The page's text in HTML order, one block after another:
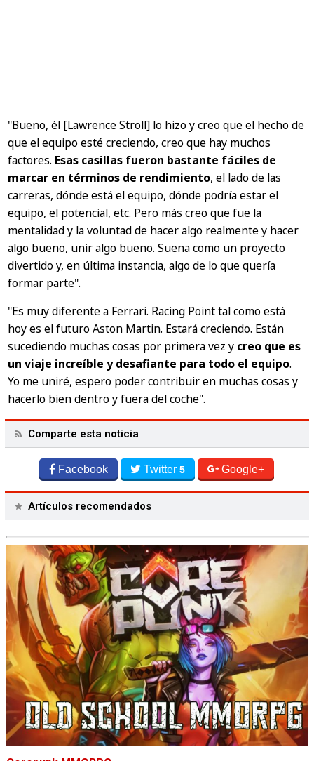
"Bueno, él [Lawrence Stroll] lo hizo y creo que el hecho de
que el equipo esté creciendo, creo que hay muchos
factores. Esas casillas fueron bastante fáciles de
marcar en términos de rendimiento, el lado de las
carreras, dónde está el equipo, dónde podría estar el
equipo, el potencial, etc. Pero más creo que fue la
mentalidad y la voluntad de hacer algo realmente y hacer
algo bueno, unir algo bueno. Suena como un proyecto
divertido y, en última instancia, algo de lo que quería
formar parte".
"Es muy diferente a Ferrari. Racing Point tal como está
hoy es el futuro Aston Martin. Estará creciendo. Están
sucediendo muchas cosas por primera vez y creo que es
un viaje increíble y desafiante para todo el equipo.
Yo me uniré, espero poder contribuir en muchas cosas y
hacerlo bien dentro y fuera del coche".
Comparte esta noticia
Facebook Twitter5 Google+
Artículos recomendados